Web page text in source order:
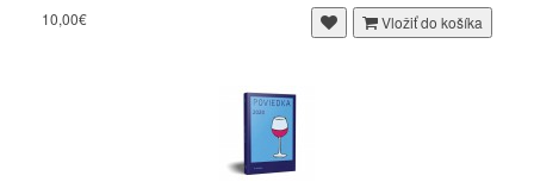
10,00€ Vložiť do košíka